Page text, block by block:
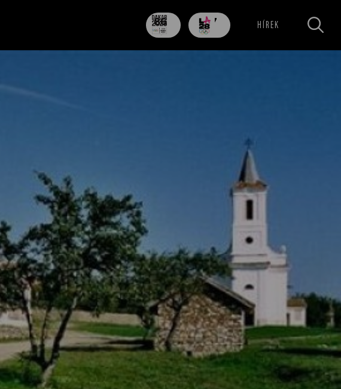
86
nap
707
nap HÍREK